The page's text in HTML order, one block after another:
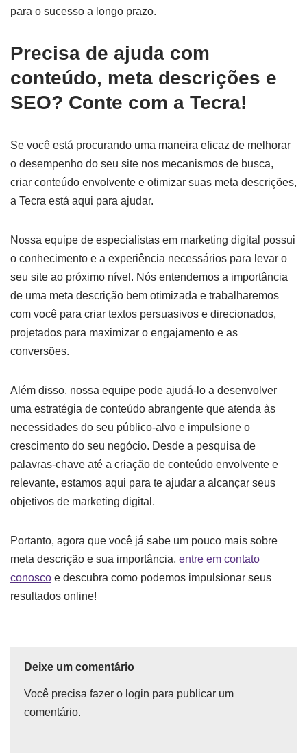
para o sucesso a longo prazo.
Precisa de ajuda com
conteúdo, meta descrições e
SEO? Conte com a Tecra!
Se você está procurando uma maneira eficaz de melhorar
o desempenho do seu site nos mecanismos de busca,
criar conteúdo envolvente e otimizar suas meta descrições,
a Tecra está aqui para ajudar.
Nossa equipe de especialistas em marketing digital possui
o conhecimento e a experiência necessários para levar o
seu site ao próximo nível. Nós entendemos a importância
de uma meta descrição bem otimizada e trabalharemos
com você para criar textos persuasivos e direcionados,
projetados para maximizar o engajamento e as
conversões.
Além disso, nossa equipe pode ajudá-lo a desenvolver
uma estratégia de conteúdo abrangente que atenda às
necessidades do seu público-alvo e impulsione o
crescimento do seu negócio. Desde a pesquisa de
palavras-chave até a criação de conteúdo envolvente e
relevante, estamos aqui para te ajudar a alcançar seus
objetivos de marketing digital.
Portanto, agora que você já sabe um pouco mais sobre
meta descrição e sua importância, entre em contato
conosco e descubra como podemos impulsionar seus
resultados online!
Deixe um comentário
Você precisa fazer o login para publicar um
comentário.